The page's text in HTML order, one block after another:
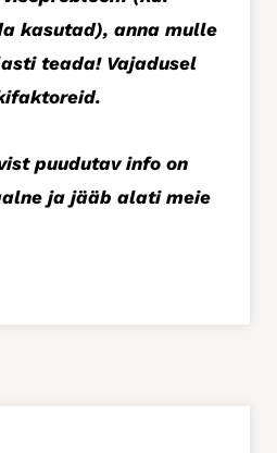
kasutad), anna mulle
teada! Vajadusel
puudutav info on
ja jääb alati meie